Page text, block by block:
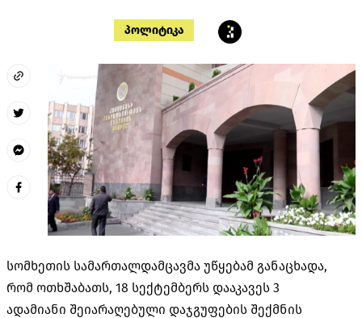
პოლიტიკა
სომხეთის სამართალდამცავმა უწყებამ განაცხადა,
რომ ოთხშაბათს, 18 სექტემბერს დააკავეს 3
ადამიანი შეიარაღებული დაჯგუფების შექმნის